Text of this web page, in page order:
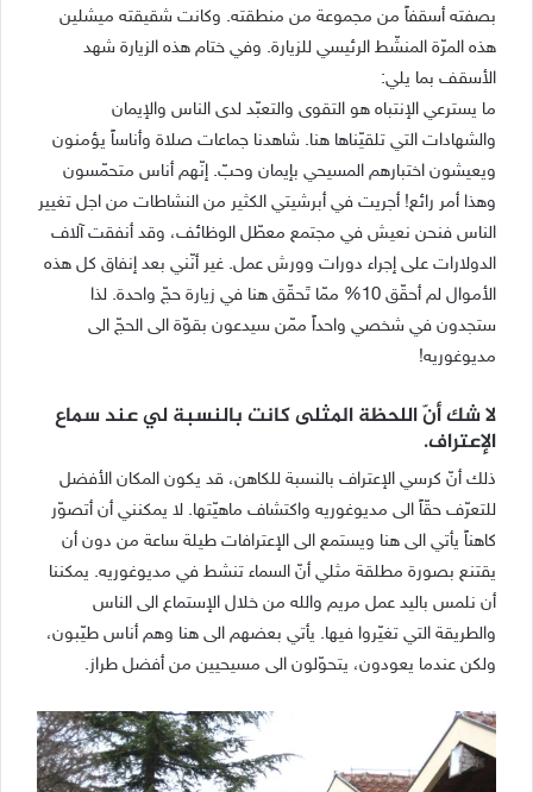
بصفته أسقفاً من مجموعة من منطقته. وكانت شقيقته ميشلين
هذه المرّة المنشّط الرئيسي للزيارة. وفي ختام هذه الزيارة شهد
الأسقف بما يلي:
ما يسترعي الإنتباه هو التقوى والتعبّد لدى الناس والإيمان
والشهادات التي تلقيّناها هنا. شاهدنا جماعات صلاة وأناساً يؤمنون
ويعيشون اختبارهم المسيحي بإيمان وحبّ. إنّهم أناس متحمّسون
وهذا أمر رائع! أجريت في أبرشيتي الكثير من النشاطات من اجل تغيير
الناس فنحن نعيش في مجتمع معطّل الوظائف، وقد أنفقت آلاف
الدولارات على إجراء دورات وورش عمل. غير أنّني بعد إنفاق كل هذه
الأموال لم أحقّق 10% ممّا تَحقّق هنا في زيارة حجّ واحدة. لذا
ستجدون في شخصي واحداً ممّن سيدعون بقوّة الى الحجّ الى
مديوغوريه!
لا شك أنّ اللحظة المثلى كانت بالنسبة لي عند سماع
الإعتراف.
ذلك أنّ كرسي الإعتراف بالنسبة للكاهن، قد يكون المكان الأفضل
للتعرّف حقّاً الى مديوغوريه واكتشاف ماهيّتها. لا يمكنني أن أتصوّر
كاهناً يأتي الى هنا ويستمع الى الإعترافات طيلة ساعة من دون أن
يقتنع بصورة مطلقة مثلي أنّ السماء تنشط في مديوغوريه. يمكننا
أن نلمس باليد عمل مريم والله من خلال الإستماع الى الناس
والطريقة التي تغيّروا فيها. يأتي بعضهم الى هنا وهم أناس طيّبون،
ولكن عندما يعودون، يتحوّلون الى مسيحيين من أفضل طراز.